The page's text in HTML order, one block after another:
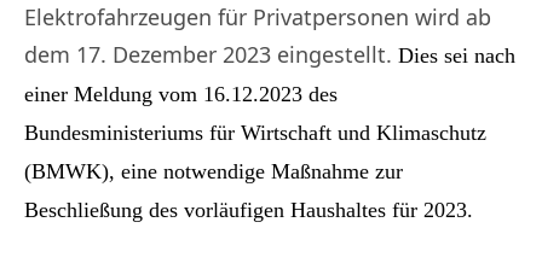
Elektrofahrzeugen für Privatpersonen wird ab
dem 17. Dezember 2023 eingestellt. Dies sei nach
einer Meldung vom 16.12.2023 des
Bundesministeriums für Wirtschaft und Klimaschutz
(BMWK), eine notwendige Maßnahme zur
Beschließung des vorläufigen Haushaltes für 2023.